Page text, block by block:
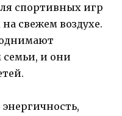
спортивных игр
свежем воздухе.
семьи, и они